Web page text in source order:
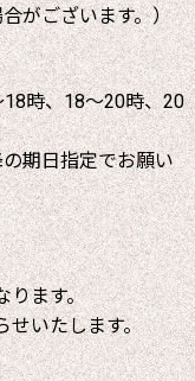
がございます。）
時、18～20時、20
期日指定でお願い
ります。
せいたします。